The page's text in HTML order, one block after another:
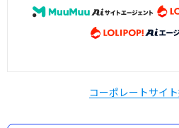
コーポレートサイト